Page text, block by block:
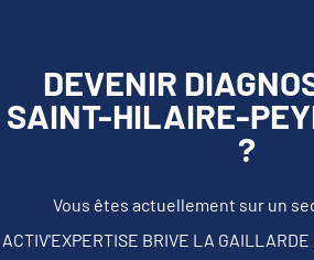
DEVENIR
SAINT-HILAIRE-
?
Vous êtes actuellement sur un
ACTIV'EXPERTISE BRIVE LA